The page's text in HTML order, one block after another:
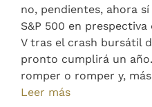
no, pendientes, ahora
S&P 500 en
V tras el crash bursátil
pronto cumplirá un
romper o romper y,
Leer más